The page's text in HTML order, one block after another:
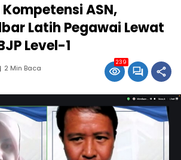
ASN,
Latih Pegawai Lewat
Level-1
2 Min Baca
239